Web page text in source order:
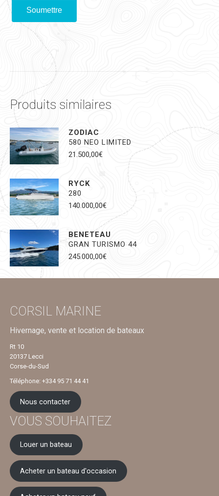
Soumettre
Produits similaires
ZODIAC
580 NEO LIMITED
21.500,00€
RYCK
280
140.000,00€
BENETEAU
GRAN TURISMO 44
245.000,00€
CORSIL MARINE
Hivernage, vente et location de bateaux
Rt 10
20137 Lecci
Corse-du-Sud
Téléphone: +334 95 71 44 41
Nous contacter
VOUS SOUHAITEZ
Louer un bateau
Acheter un bateau d'occasion